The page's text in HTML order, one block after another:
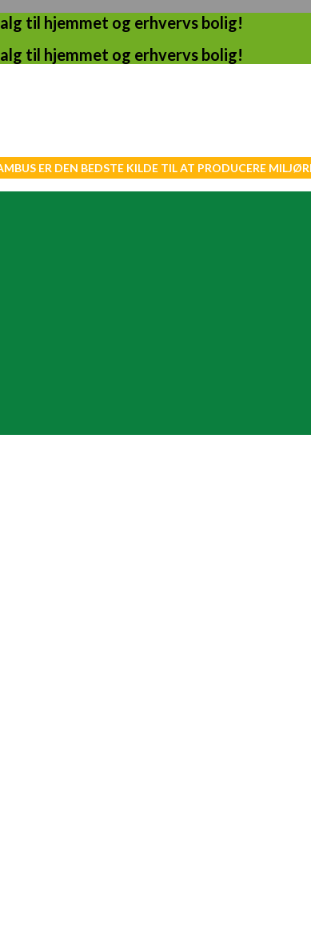
til hjemmet og erhvervs bolig!
til hjemmet og erhvervs bolig!
ER DEN BEDSTE KILDE TIL AT PRODUCERE